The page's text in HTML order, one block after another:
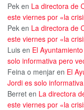
Pek en La directora de
este viernes por «la
Pek en La directora de
este viernes por «la
Luis en El
solo informativa pero
Feina o menjar en El
Jordi es solo
Berret en La directora
este viernes por «la